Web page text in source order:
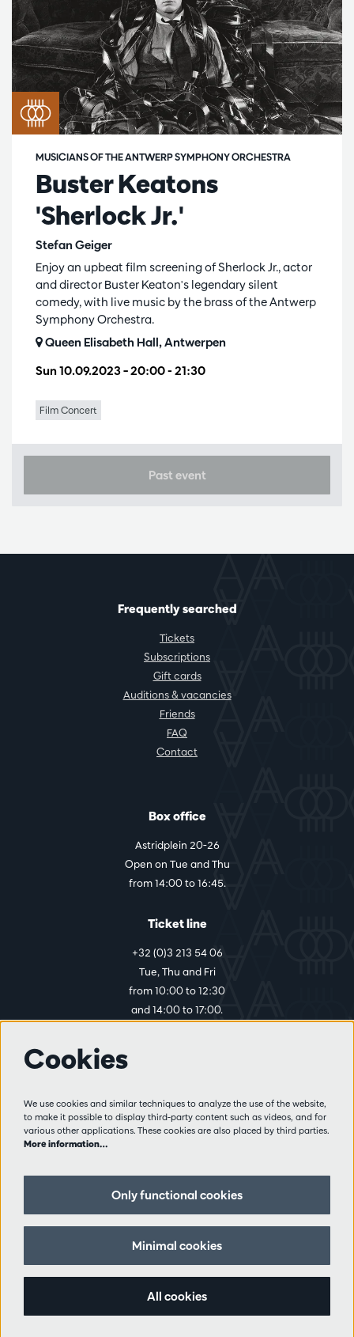
Buster Keatons
'Sherlock Jr.'
Stefan Geiger
MUSICIANS OF THE ANTWERP SYMPHONY ORCHESTRA
Sun 10.09.2023– 20:00 - 21:30
Enjoy an upbeat film screening of Sherlock Jr., actor
and director Buster Keaton's legendary silent
comedy, with live music by the brass of the Antwerp
Symphony Orchestra.
Queen Elisabeth Hall, Antwerpen
Film Concert
Past event
Frequently searched
Tickets
Subscriptions
Gift cards
Auditions & vacancies
Friends
FAQ
Contact
Box office
Astridplein 20-26
Open on Tue and Thu
from 14:00 to 16:45.
Ticket line
+32 (0)3 213 54 06
Tue, Thu and Fri
from 10:00 to 12:30
and 14:00 to 17:00.
Visitor rules
Privacy
Partners
Follow us
Cookies
We use cookies and similar techniques to analyze the use of the website,
to make it possible to display third-party content such as videos, and for
various other applications. These cookies are also placed by third parties.
More information…
Only functional cookies
Minimal cookies
All cookies